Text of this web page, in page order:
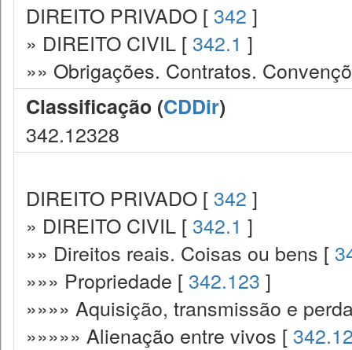
DIREITO PRIVADO [ 342 ]
» DIREITO CIVIL [ 342.1 ]
»» Obrigações. Contratos.
Classificação (CDDir)
342.12328
DIREITO PRIVADO [ 342 ]
» DIREITO CIVIL [ 342.1 ]
»» Direitos reais. Coisas ou bens [
»»» Propriedade [ 342.123 ]
»»»» Aquisição, transmissão e
»»»»» Alienação entre vivos [